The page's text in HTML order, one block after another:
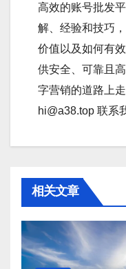
高效的账号批发
解、经验和技巧
价值以及如何有
供安全、可靠且
字营销的道路上
hi@a38.top 联系
相关文章